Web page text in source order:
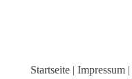
Startseite| Impressum|